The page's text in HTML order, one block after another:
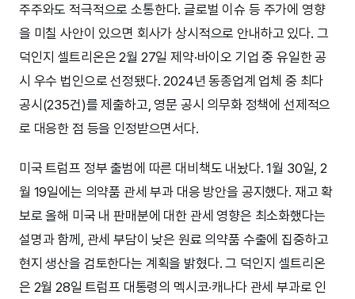
주주와도 적극적으로 소통한다. 글로벌 이슈 등 주가에 영향
을 미칠 사안이 있으면 회사가 상시적으로 안내하고 있다. 그
덕인지 셀트리온은 2월 27일 제약·바이오 기업 중 유일한 공
시 우수 법인으로 선정됐다. 2024년 동종업계 업체 중 최다
공시(235건)를 제출하고, 영문 공시 의무화 정책에 선제적으
로 대응한 점 등을 인정받으면서다.
미국 트럼프 정부 출범에 따른 대비책도 내놨다. 1월 30일, 2
월 19일에는 의약품 관세 부과 대응 방안을 공지했다. 재고 확
보로 올해 미국 내 판매분에 대한 관세 영향은 최소화했다는
설명과 함께, 관세 부담이 낮은 원료 의약품 수출에 집중하고
현지 생산을 검토한다는 계획을 밝혔다. 그 덕인지 셀트리온
은 2월 28일 트럼프 대통령의 멕시코·캐나다 관세 부과로 인